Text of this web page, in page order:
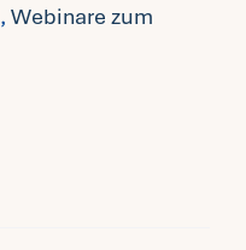
, Webinare zum